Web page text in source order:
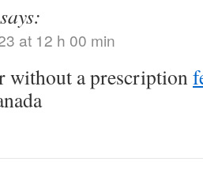
says:
at 12 h 00 min
without a prescription